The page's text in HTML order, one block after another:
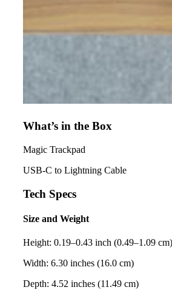
What’s in the Box
Magic Trackpad
USB-C to Lightning Cable
Tech Specs
Size and Weight
Height: 0.19–0.43 inch (0.49–1.09 cm)
Width: 6.30 inches (16.0 cm)
Depth: 4.52 inches (11.49 cm)